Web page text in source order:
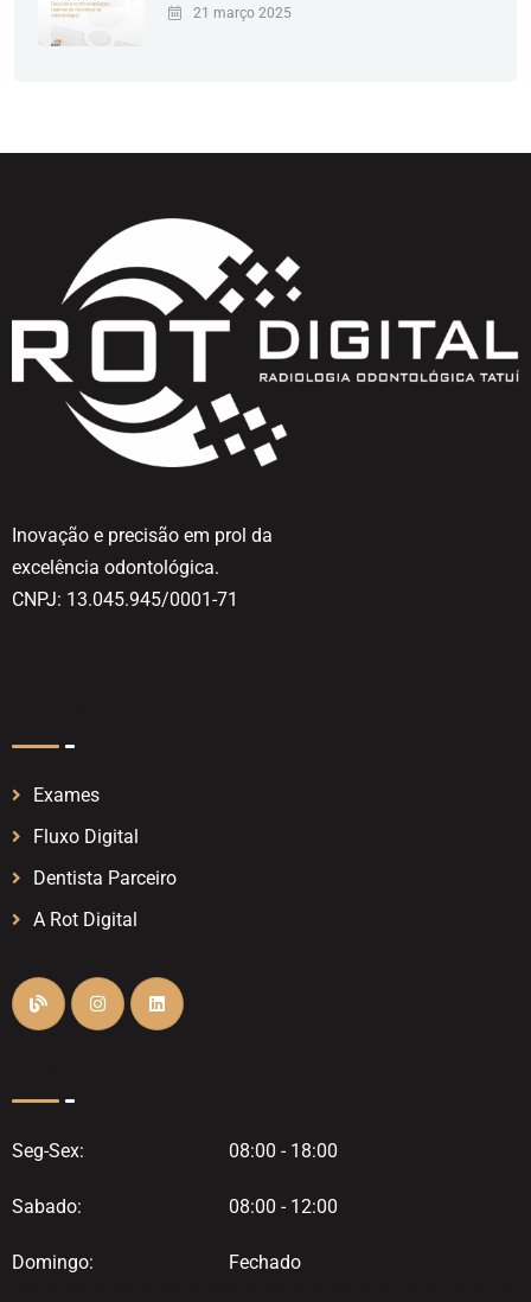
21 março 2025
Inovação e precisão em prol da
excelência odontológica.
CNPJ: 13.045.945/0001-71
Exames
Fluxo Digital
Dentista Parceiro
A Rot Digital
Seg-Sex: 08:00 - 18:00
Sabado: 08:00 - 12:00
Domingo: Fechado